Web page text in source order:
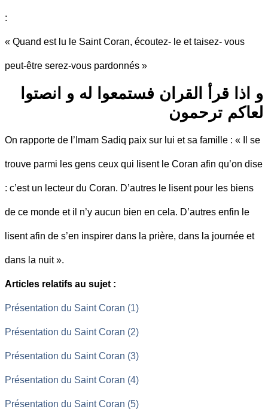
:
« Quand est lu le Saint Coran, écoutez- le et taisez- vous
peut-être serez-vous pardonnés »
و اذا قرأ القران فستمعوا له و انصتوا
لعاكم ترحمون
On rapporte de l’Imam Sadiq paix sur lui et sa famille : « Il se
trouve parmi les gens ceux qui lisent le Coran afin qu’on dise
: c’est un lecteur du Coran. D’autres le lisent pour les biens
de ce monde et il n’y aucun bien en cela. D’autres enfin le
lisent afin de s’en inspirer dans la prière, dans la journée et
dans la nuit ».
Articles relatifs au sujet :
Présentation du Saint Coran (1)
Présentation du Saint Coran (2)
Présentation du Saint Coran (3)
Présentation du Saint Coran (4)
Présentation du Saint Coran (5)